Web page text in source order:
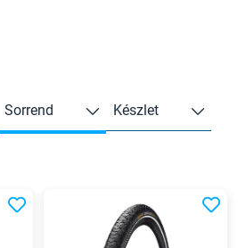
Sorrend Készlet